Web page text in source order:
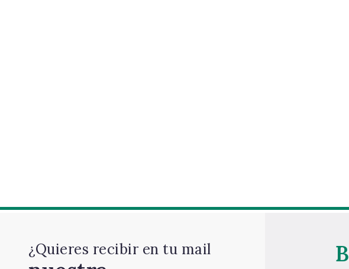
¿Quieres recibir en tu mail